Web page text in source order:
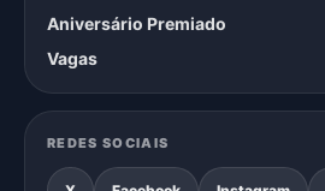
Aniversário Premiado
Vagas
REDES SOCIAIS